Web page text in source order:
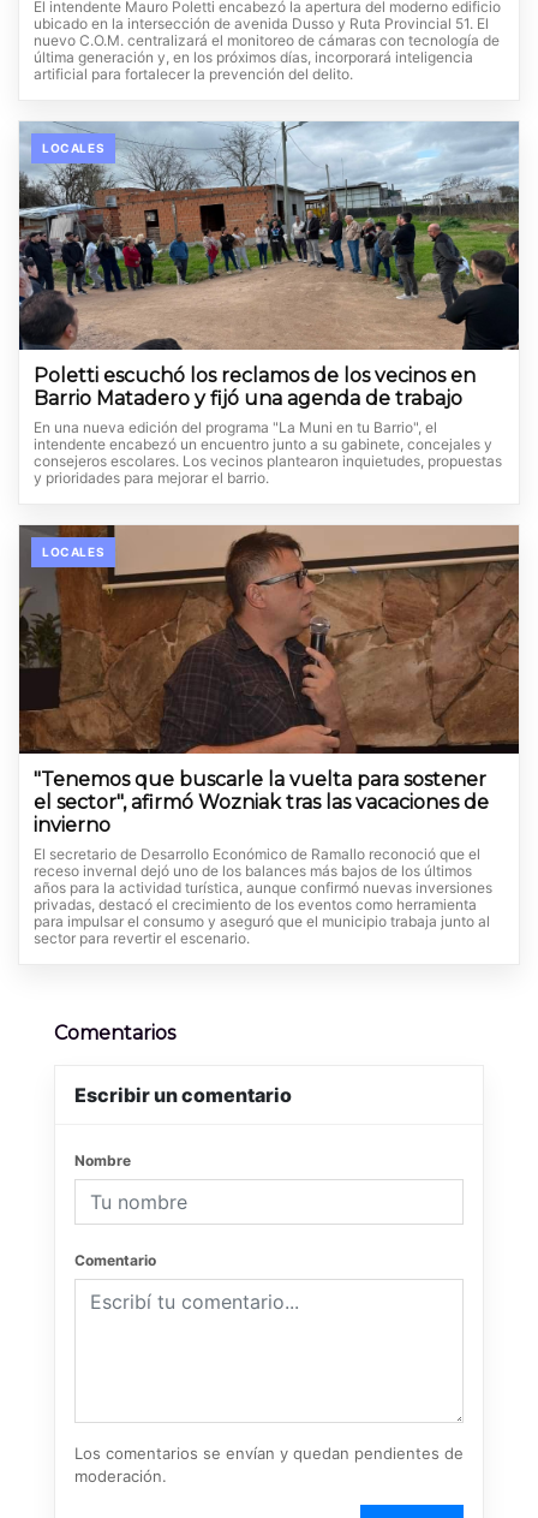
El intendente Mauro Poletti encabezó la apertura del moderno edificio
ubicado en la intersección de avenida Dusso y Ruta Provincial 51. El
nuevo C.O.M. centralizará el monitoreo de cámaras con tecnología de
última generación y, en los próximos días, incorporará inteligencia
artificial para fortalecer la prevención del delito.
LOCALES
Poletti escuchó los reclamos de los vecinos en
Barrio Matadero y fijó una agenda de trabajo
En una nueva edición del programa "La Muni en tu Barrio", el
intendente encabezó un encuentro junto a su gabinete, concejales y
consejeros escolares. Los vecinos plantearon inquietudes, propuestas
y prioridades para mejorar el barrio.
LOCALES
"Tenemos que buscarle la vuelta para sostener
el sector", afirmó Wozniak tras las vacaciones de
invierno
El secretario de Desarrollo Económico de Ramallo reconoció que el
receso invernal dejó uno de los balances más bajos de los últimos
años para la actividad turística, aunque confirmó nuevas inversiones
privadas, destacó el crecimiento de los eventos como herramienta
para impulsar el consumo y aseguró que el municipio trabaja junto al
sector para revertir el escenario.
Comentarios
Escribir un comentario
Nombre
Comentario
Los comentarios se envían y quedan pendientes de
moderación.